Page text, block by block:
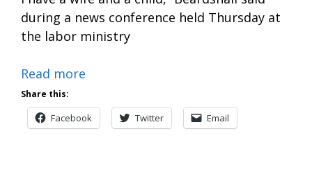
during a news conference held Thursday at
the labor ministry
Read more
Share this:
Facebook Twitter Email